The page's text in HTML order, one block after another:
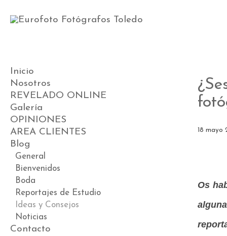
Inicio
Nosotros
REVELADO ONLINE
Galería
Videos
Preboda
Boda
Postboda
Comunión
Book
Premamá
Bebés
OPINIONES
AREA CLIENTES
Blog
General
Bienvenidos
Boda
Reportajes de Estudio
Ideas y Consejos
Noticias
Contacto
18 mayo
Os